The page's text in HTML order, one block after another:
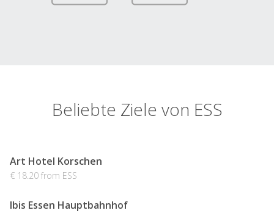
Beliebte Ziele von ESS
Art Hotel Korschen
€ 18.20 from ESS
Ibis Essen Hauptbahnhof